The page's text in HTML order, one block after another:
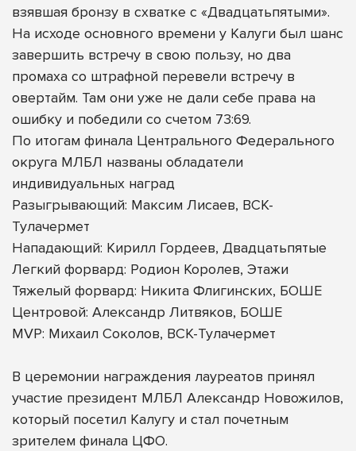
взявшая бронзу в схватке с «Двадцатьпятыми».
На исходе основного времени у Калуги был шанс
завершить встречу в свою пользу, но два
промаха со штрафной перевели встречу в
овертайм. Там они уже не дали себе права на
ошибку и победили со счетом 73:69.
По итогам финала Центрального Федерального
округа МЛБЛ названы обладатели
индивидуальных наград
Разыгрывающий: Максим Лисаев, ВСК-
Тулачермет
Нападающий: Кирилл Гордеев, Двадцатьпятые
Легкий форвард: Родион Королев, Этажи
Тяжелый форвард: Никита Флигинских, БОШЕ
Центровой: Александр Литвяков, БОШЕ
MVP: Михаил Соколов, ВСК-Тулачермет
В церемонии награждения лауреатов принял
участие президент МЛБЛ Александр Новожилов,
который посетил Калугу и стал почетным
зрителем финала ЦФО.